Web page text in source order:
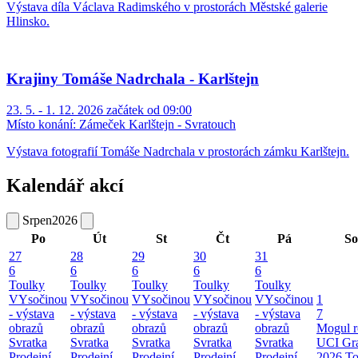
Výstava díla Václava Radimského v prostorách Městské galerie
Hlinsko.
Krajiny Tomáše Nadrchala - Karlštejn
23. 5. - 1. 12. 2026 začátek od 09:00
Místo konání: Zámeček Karlštejn - Svratouch
Výstava fotografií Tomáše Nadrchala v prostorách zámku Karlštejn.
Kalendář akcí
Srpen2026
Po
Út St Čt Pá
So
27
6
Toulky
VYsočinou
- výstava
obrazů
Svratka
28
6
Toulky
VYsočinou
- výstava
obrazů
Svratka
29
6
Toulky
VYsočinou
- výstava
obrazů
Svratka
30
6
Toulky
VYsočinou
- výstava
obrazů
Svratka
31
6
Toulky
VYsočinou
- výstava
obrazů
Svratka
1
7
Mogul
UCI